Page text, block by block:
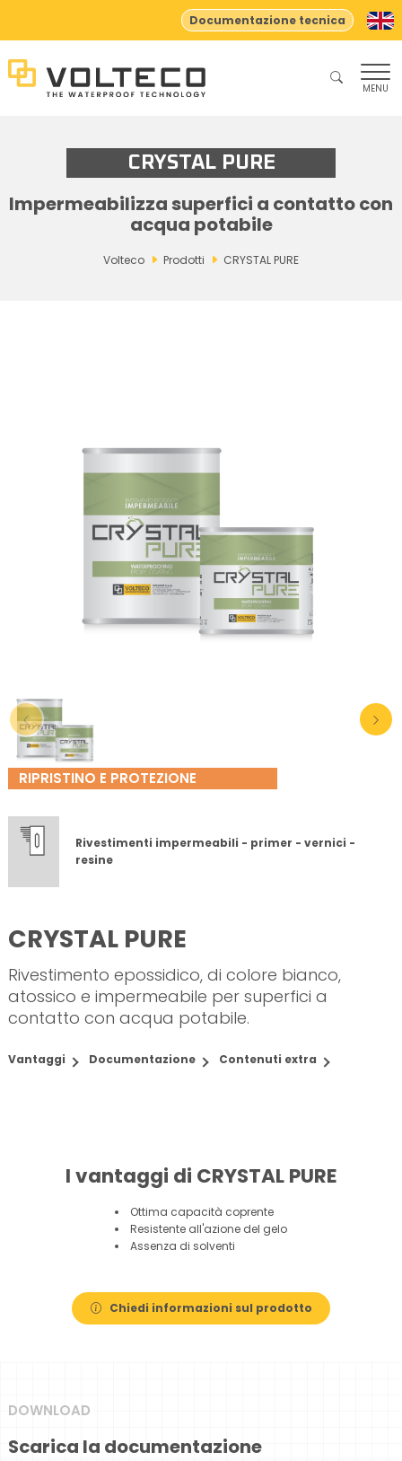
Documentazione tecnica
MENU
CRYSTAL PURE
Impermeabilizza superfici a contatto con
acqua potabile
Volteco Prodotti CRYSTAL PURE
RIPRISTINO E PROTEZIONE
Rivestimenti impermeabili - primer - vernici -
resine
CRYSTAL PURE
Rivestimento epossidico, di colore bianco,
atossico e impermeabile per superfici a
contatto con acqua potabile.
Vantaggi Documentazione Contenuti extra
I vantaggi di CRYSTAL PURE
Ottima capacità coprente
Resistente all'azione del gelo
Assenza di solventi
Chiedi informazioni sul prodotto
DOWNLOAD
Scarica la documentazione